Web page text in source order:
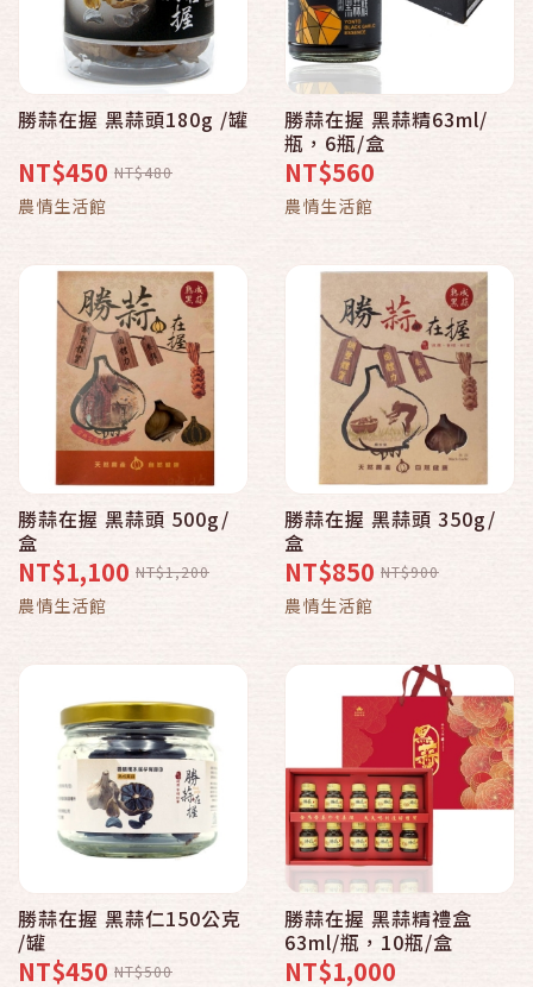
勝蒜在握 黑蒜頭180g /罐
NT$450 NT$480
農情生活館
勝蒜在握 黑蒜精63ml/
瓶，6瓶/盒
NT$560
農情生活館
勝蒜在握 黑蒜頭 500g/
盒
NT$1,100 NT$1,200
農情生活館
勝蒜在握 黑蒜頭 350g/
盒
NT$850 NT$900
農情生活館
勝蒜在握 黑蒜仁150公克
/罐
NT$450 NT$500
勝蒜在握 黑蒜精禮盒
63ml/瓶，10瓶/盒
NT$1,000